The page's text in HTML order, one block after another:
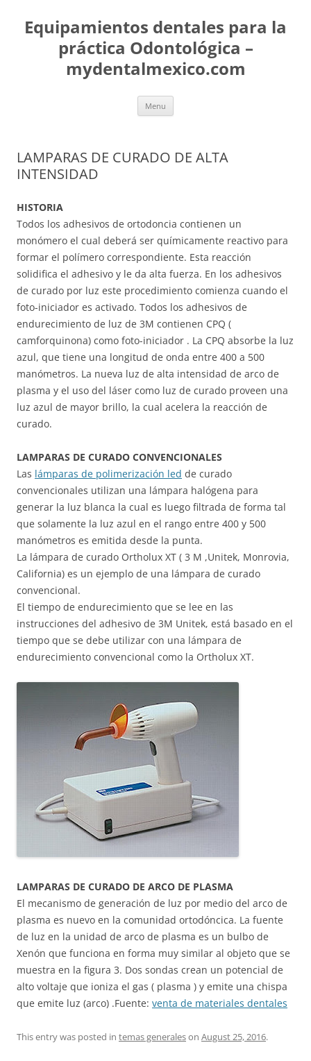
content
Equipamientos dentales para la
práctica Odontológica –
mydentalmexico.com
Menu
LAMPARAS DE CURADO DE ALTA
INTENSIDAD
HISTORIA
Todos los adhesivos de ortodoncia contienen un
monómero el cual deberá ser químicamente reactivo para
formar el polímero correspondiente. Esta reacción
solidifica el adhesivo y le da alta fuerza. En los adhesivos
de curado por luz este procedimiento comienza cuando el
foto-iniciador es activado. Todos los adhesivos de
endurecimiento de luz de 3M contienen CPQ (
camforquinona) como foto-iniciador . La CPQ absorbe la luz
azul, que tiene una longitud de onda entre 400 a 500
manómetros. La nueva luz de alta intensidad de arco de
plasma y el uso del láser como luz de curado proveen una
luz azul de mayor brillo, la cual acelera la reacción de
curado.
LAMPARAS DE CURADO CONVENCIONALES
Las lámparas de polimerización led de curado
convencionales utilizan una lámpara halógena para
generar la luz blanca la cual es luego filtrada de forma tal
que solamente la luz azul en el rango entre 400 y 500
manómetros es emitida desde la punta.
La lámpara de curado Ortholux XT ( 3 M ,Unitek, Monrovia,
California) es un ejemplo de una lámpara de curado
convencional.
El tiempo de endurecimiento que se lee en las
instrucciones del adhesivo de 3M Unitek, está basado en el
tiempo que se debe utilizar con una lámpara de
endurecimiento convencional como la Ortholux XT.
LAMPARAS DE CURADO DE ARCO DE PLASMA
El mecanismo de generación de luz por medio del arco de
plasma es nuevo en la comunidad ortodóncica. La fuente
de luz en la unidad de arco de plasma es un bulbo de
Xenón que funciona en forma muy similar al objeto que se
muestra en la figura 3. Dos sondas crean un potencial de
alto voltaje que ioniza el gas ( plasma ) y emite una chispa
que emite luz (arco) .Fuente: venta de materiales dentales
This entry was posted in temas generaleson August 25, 2016.